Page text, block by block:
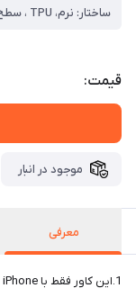
قیمت:
موجود در انبار
معرفی